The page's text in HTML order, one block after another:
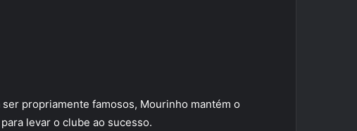
propriamente famosos, Mourinho mantém o
levar o clube ao sucesso.